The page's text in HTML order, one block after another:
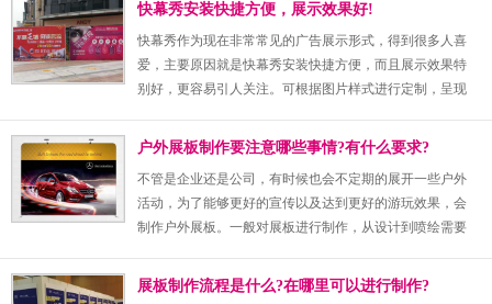
快幕秀安装快捷方便，展示效果好!
快幕秀作为现在非常常见的广告展示形式，得到很多人喜
爱，主要原因就是快幕秀安装快捷方便，而且展示效果特
别好，更容易引人关注。可根据图片样式进行定制，呈现
户外展板制作要注意哪些事情?有什么要求?
不管是企业还是公司，有时候也会不定期的展开一些户外
活动，为了能够更好的宣传以及达到更好的游玩效果，会
制作户外展板。一般对展板进行制作，从设计到喷绘需要
外展板制作有什么要求以及要注意的事项又是什么?一起来
展板制作流程是什么?在哪里可以进行制作?